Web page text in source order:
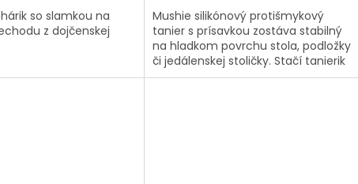
so slamkou na
z dojčenskej
Mushie silikónový protišmykový
tanier s prísavkou zostáva stabilný
na hladkom povrchu stola, podložky
či jedálenskej stoličky. Stačí tanierik
pritlačiť, prísavka podtlakom...